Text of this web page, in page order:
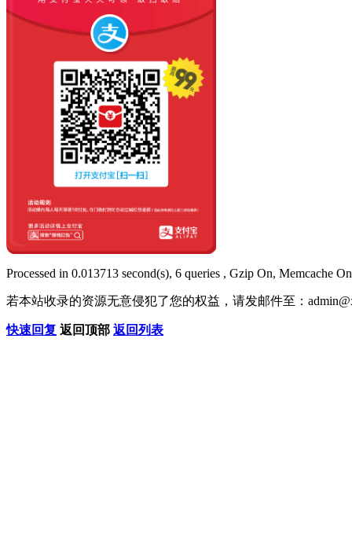
Processed in 0.013713 second(s), 6 queries , Gzip On, Memcache
若本站收录的资源无意侵犯了您的权益，请发邮件至：
快速回复 返回顶部 返回列表